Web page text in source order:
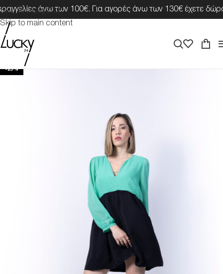
Skip to navigation
Skip to main content
άνω των 100€. Για αγορές άνω των 130€ έχετε δώρο
-25%